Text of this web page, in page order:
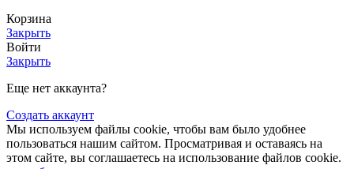
Корзина
Закрыть
Войти
Закрыть
Еще нет аккаунта?
Создать аккаунт
Мы используем файлы cookie, чтобы вам было удобнее
пользоваться нашим сайтом. Просматривая и оставаясь на
этом сайте, вы соглашаетесь на использование файлов cookie.